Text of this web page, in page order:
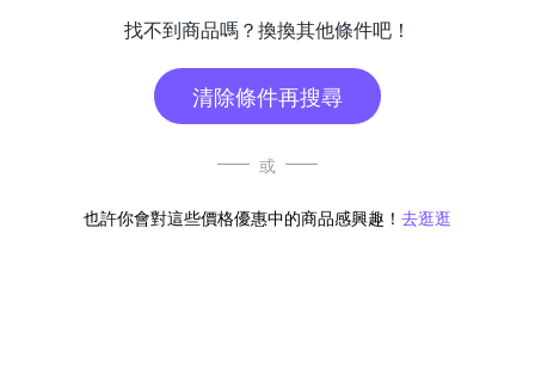
找不到商品嗎？換換其他條件吧！
清除條件再搜尋
或
也許你會對這些價格優惠中的商品感興趣！ 去逛逛